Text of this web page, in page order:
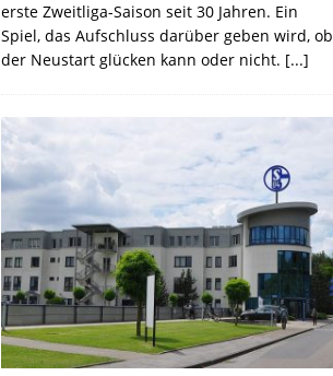
erste Zweitliga-Saison seit 30 Jahren. Ein
Spiel, das Aufschluss darüber geben wird, ob
der Neustart glücken kann oder nicht. [...]